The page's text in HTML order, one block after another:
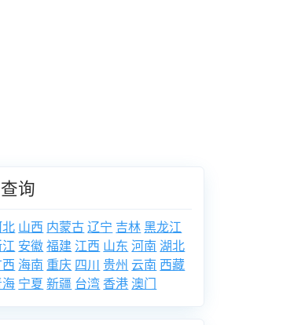
询
山西 内蒙古辽宁 吉林黑龙江
安徽福建 江西 山东 河南 湖北
海南 重庆 四川 贵州 云南 西藏
宁夏 新疆 台湾 香港 澳门